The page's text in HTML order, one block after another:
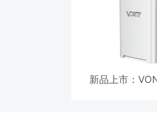
新品上市：